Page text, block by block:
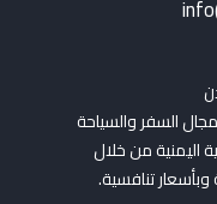
السفر والسياحة
اليمنية من خلال
تنافسية.